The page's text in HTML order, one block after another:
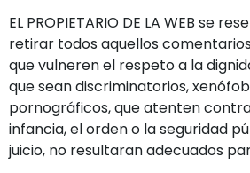
EL PROPIETARIO DE LA WEB se
retirar todos aquellos
que vulneren el respeto a la
que sean discriminatorios,
pornográficos, que atenten
infancia, el orden o la seguridad
juicio, no resultaran adecuados